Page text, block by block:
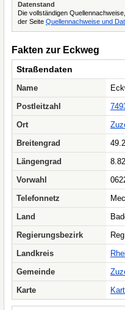
Datenstand
Die vollständigen
der Seite Quellennachweise und
Fakten zur Eckweg
Straßendaten
Name
Postleitzahl
Ort
Breitengrad
Längengrad
Vorwahl
Telefonnetz
Land
Regierungsbezirk
Landkreis
Gemeinde
Karte